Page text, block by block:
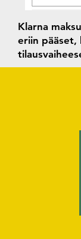
Klarna
eriin pääset,